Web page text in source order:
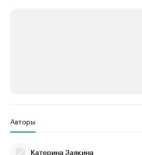
Крупнейшие производители и
Авторы
Катерина Заякина